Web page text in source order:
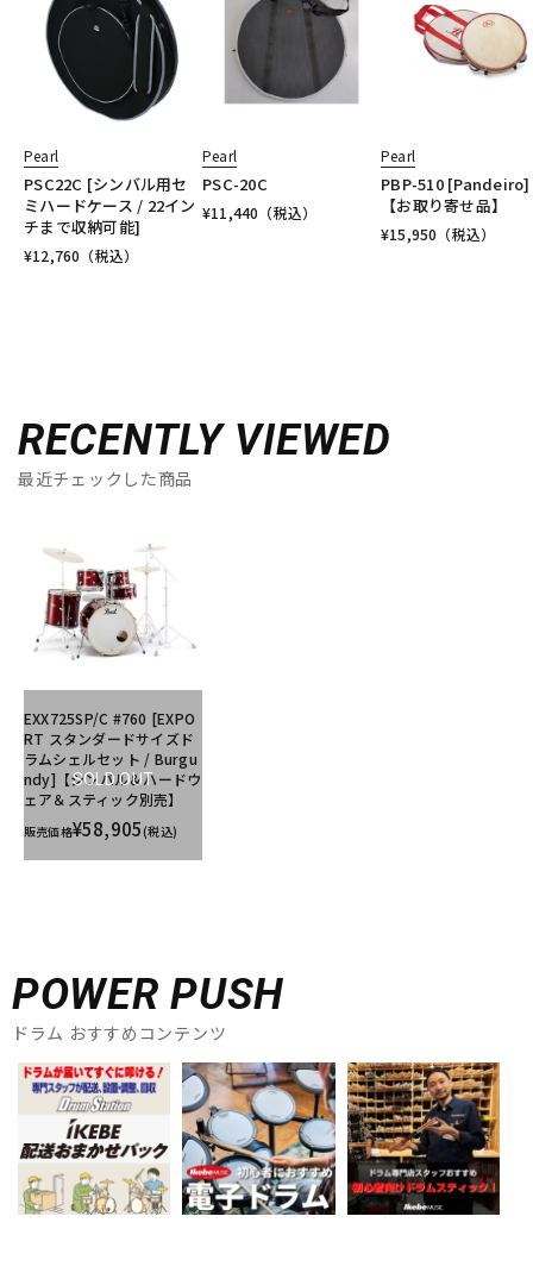
Pearl
PSC22C [シンバル用セ
ミハードケース / 22イン
チまで収納可能]
¥12,760 （税込）
Pearl
PSC-20C
¥11,440 （税込）
Pearl
PBP-510 [Pandeiro]
【お取り寄せ品】
¥15,950 （税込）
RECENTLY VIEWED
最近チェックした商品
SOLD OUT
EXX725SP/C #760 [EXPO
RT スタンダードサイズド
ラムシェルセット / Burgu
ndy]【シンバル＆ハードウ
ェア＆スティック別売】
販売価格¥58,905(税込)
POWER PUSH
ドラム おすすめコンテンツ